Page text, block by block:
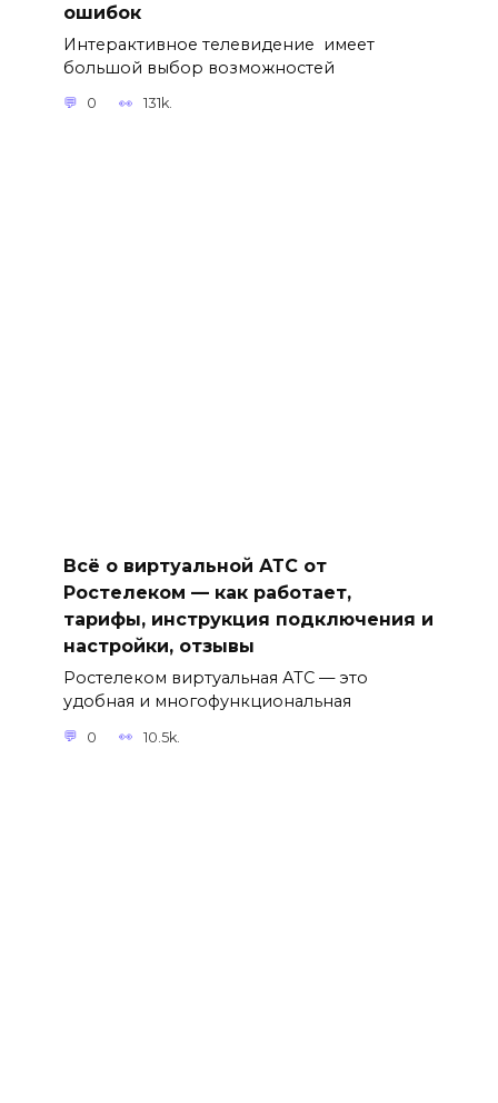
ошибок
Интерактивное телевидение имеет
большой выбор возможностей
0 131k.
Всё о виртуальной АТС от
Ростелеком — как работает,
тарифы, инструкция подключения и
настройки, отзывы
Ростелеком виртуальная АТС — это
удобная и многофункциональная
0 10.5k.